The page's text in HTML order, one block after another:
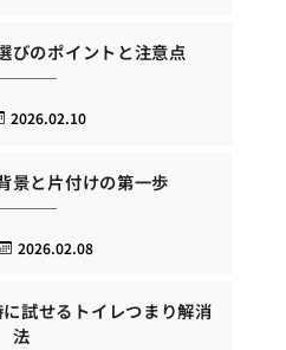
びのポイントと注意点
2026.02.10
景と片付けの第一歩
2026.02.08
試せるトイレつまり解消
法